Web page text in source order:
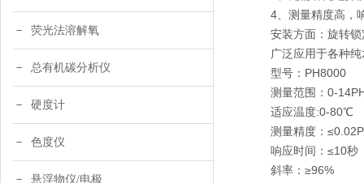
荧光法溶解氧
总有机碳分析仪
硬度计
色度仪
悬浮物仪/电极
4、测量精度高，
安装方面：旋转锁
广泛应用于各种纯
型号：PH8000
测量范围：0-
适应温度:0-80℃
测量精度：
响应时间：≤10秒
斜率：≥96%